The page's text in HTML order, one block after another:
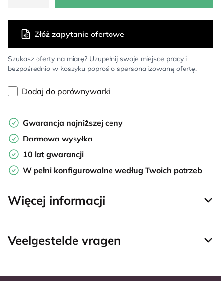
Szukasz oferty na miarę? Uzupełnij swoje miejsce pracy i
bezpośrednio w koszyku poproś o spersonalizowaną ofertę.
Złóż zapytanie ofertowe
Dodaj do porównywarki
Gwarancja najniższej ceny
Darmowa wysyłka
10 lat gwarancji
W pełni konfigurowalne według Twoich potrzeb
Więcej informacji
Veelgestelde vragen